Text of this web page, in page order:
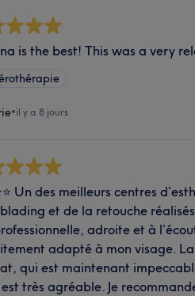
is the best! This was a very
•il y a 8 jours
Un des meilleurs centres
et de la retouche
adroite et à
adapté à mon visage.
qui est maintenant
très agréable. Je